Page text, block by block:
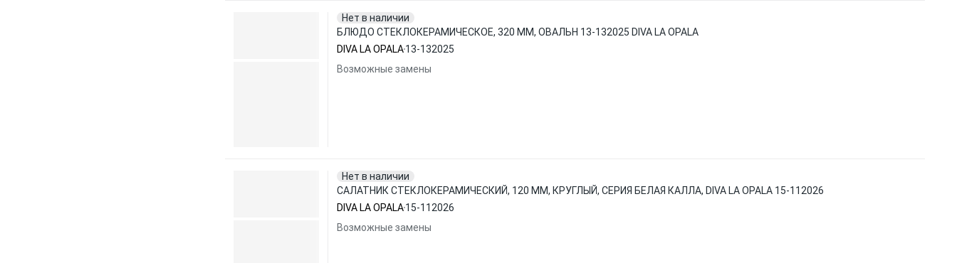
Нет в наличии
БЛЮДО СТЕКЛОКЕРАМИЧЕСКОЕ, 320 ММ, ОВАЛЬН 13-132025 DIVA LA OPALA
DIVA LA OPALA13-132025
Возможные замены
Нет в наличии
САЛАТНИК СТЕКЛОКЕРАМИЧЕСКИЙ, 120 ММ, КРУГЛЫЙ, СЕРИЯ БЕЛАЯ КАЛЛА, DIVA LA OPALA 15-112026
DIVA LA OPALA15-112026
Возможные замены